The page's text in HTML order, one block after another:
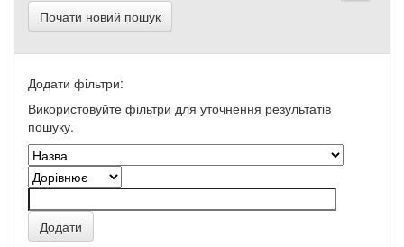
Почати новий пошук
Додати фільтри:
Використовуйте фільтри для уточнення результатів
пошуку.